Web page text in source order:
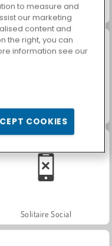
and the Bear: Meadows
Trollface Quest: USA 2
Solitaire Social
to measure and
our marketing
content and
the right, you can
information see our
COOKIES